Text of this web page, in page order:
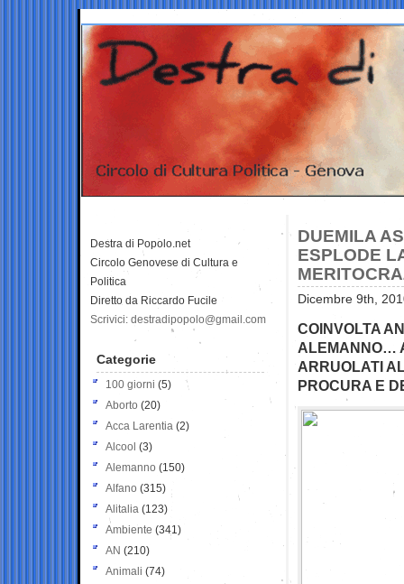
DUEMILA
ESPLODE
Dicembre 9th,
COINVOLTA
ALEMANNO…
ARRUOLATI
PROCURA E
Destra di Popolo.net
Circolo Genovese di Cultura e
Politica
Diretto da Riccardo Fucile
Scrivici: destradipopolo@gmail.com
Categorie
100 giorni (5)
Aborto (20)
Acca Larentia (2)
Alcool (3)
Alemanno (150)
Alfano (315)
Alitalia (123)
Ambiente (341)
AN (210)
Animali (74)